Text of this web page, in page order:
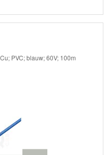
PVC; blauw; 60V; 100m